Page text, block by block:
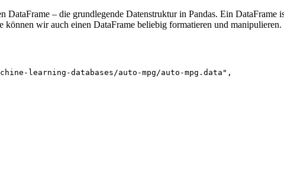
DataFrame – die grundlegende Datenstruktur in Pandas. Ein
wir auch einen DataFrame beliebig formatieren und
learning-databases/auto-mpg/auto-mpg.data",